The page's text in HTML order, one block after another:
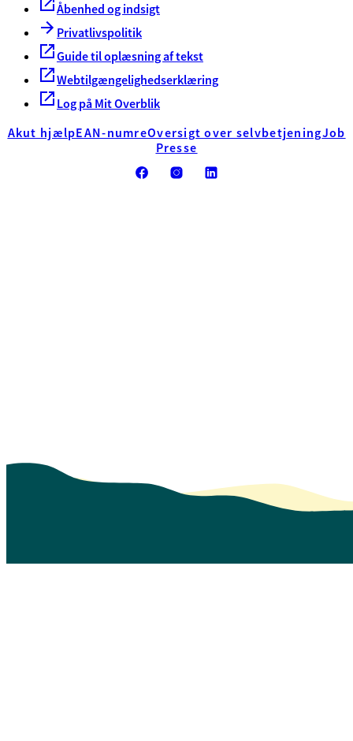
Åbenhed og indsigt
Privatlivspolitik
Guide til oplæsning af tekst
Webtilgængelighedserklæring
Log på Mit Overblik
Akut hjælpEAN-numreOversigt over selvbetjeningJob
Presse